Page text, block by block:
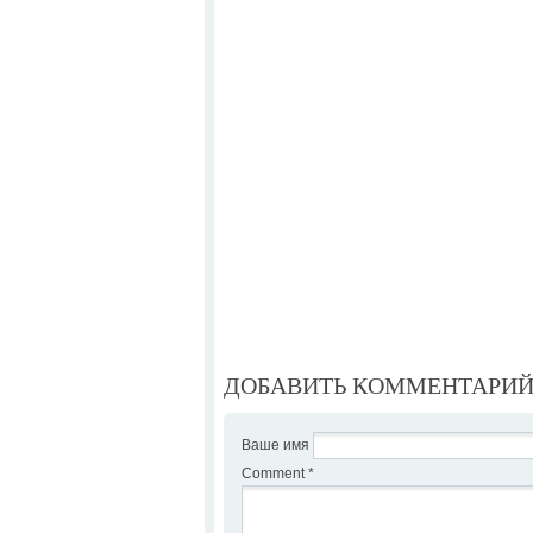
ДОБАВИТЬ КОММЕНТАРИЙ
Ваше имя
Comment *